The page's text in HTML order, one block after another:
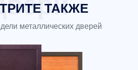
ТАКЖЕ
металлических дверей